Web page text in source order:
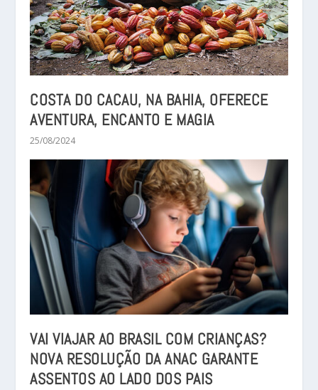
COSTA DO CACAU, NA BAHIA, OFERECE
AVENTURA, ENCANTO E MAGIA
25/08/2024
VAI VIAJAR AO BRASIL COM CRIANÇAS?
NOVA RESOLUÇÃO DA ANAC GARANTE
ASSENTOS AO LADO DOS PAIS